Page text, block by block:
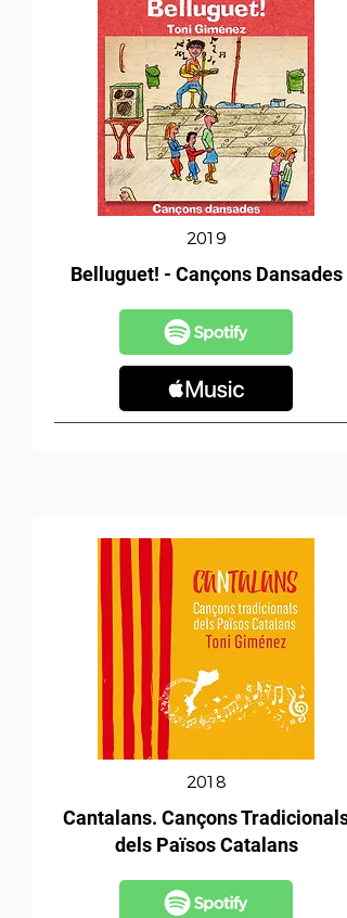
2019
Belluguet! - Cançons Dansades
2018
Cantalans. Cançons Tradicionals
dels Països Catalans